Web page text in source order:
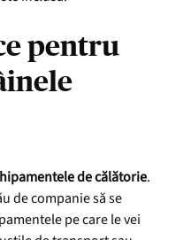
pentru
de călătorie.
de companie să se
pe care le vei